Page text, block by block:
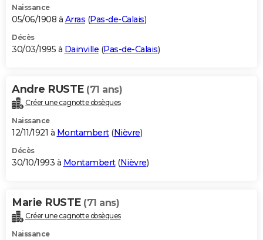
Naissance
05/06/1908 à Arras (Pas-de-Calais)
Décès
30/03/1995 à Dainville (Pas-de-Calais)
Andre RUSTE (71 ans)
Créer une cagnotte obsèques
Naissance
12/11/1921 à Montambert(Nièvre)
Décès
30/10/1993 à Montambert(Nièvre)
Marie RUSTE (71 ans)
Créer une cagnotte obsèques
Naissance